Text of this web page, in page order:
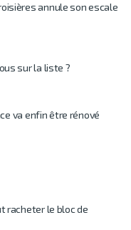
annule son escale
sur la liste ?
va enfin être rénové
racheter le bloc de